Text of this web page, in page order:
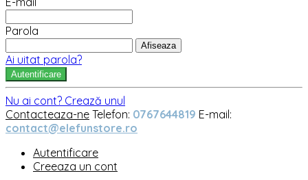
Parola
Afiseaza
Ai uitat parola?
Autentificare
Nu ai cont? Crează unul
Contacteaza-ne Telefon: 0767644819 E-mail:
contact@elefunstore.ro
Autentificare
Creeaza un cont